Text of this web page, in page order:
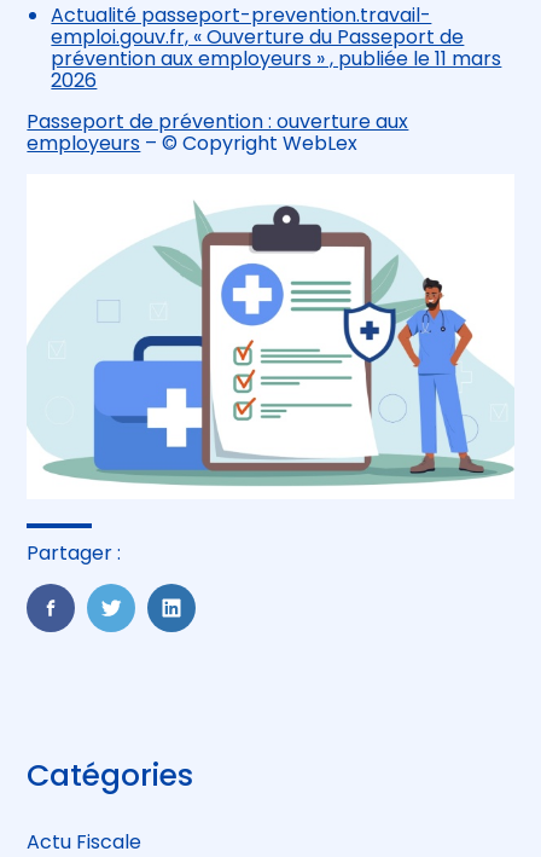
Actualité passeport-prevention.travail-
emploi.gouv.fr, « Ouverture du Passeport de
prévention aux employeurs » , publiée le 11 mars
2026
Passeport de prévention : ouverture aux
employeurs – © Copyright WebLex
Partager :
FaceBook
TwitterLinkedIn
Blog
sidebar
Catégories
Actu Fiscale